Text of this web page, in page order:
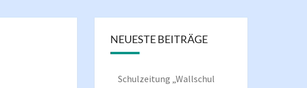
NEUESTE BEITRÄGE
Schulzeitung „Wallschul